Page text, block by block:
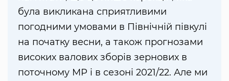
була викликана сприятливими
погодними умовами в Північній півкулі
на початку весни, а також прогнозами
високих валових зборів зернових в
поточному МР і в сезоні 2021/22. Але ми